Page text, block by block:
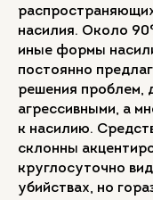
насилия. Около
иные формы
постоянно
решения проблем,
агрессивными, а
к насилию.
склонны
круглосуточно
убийствах, но